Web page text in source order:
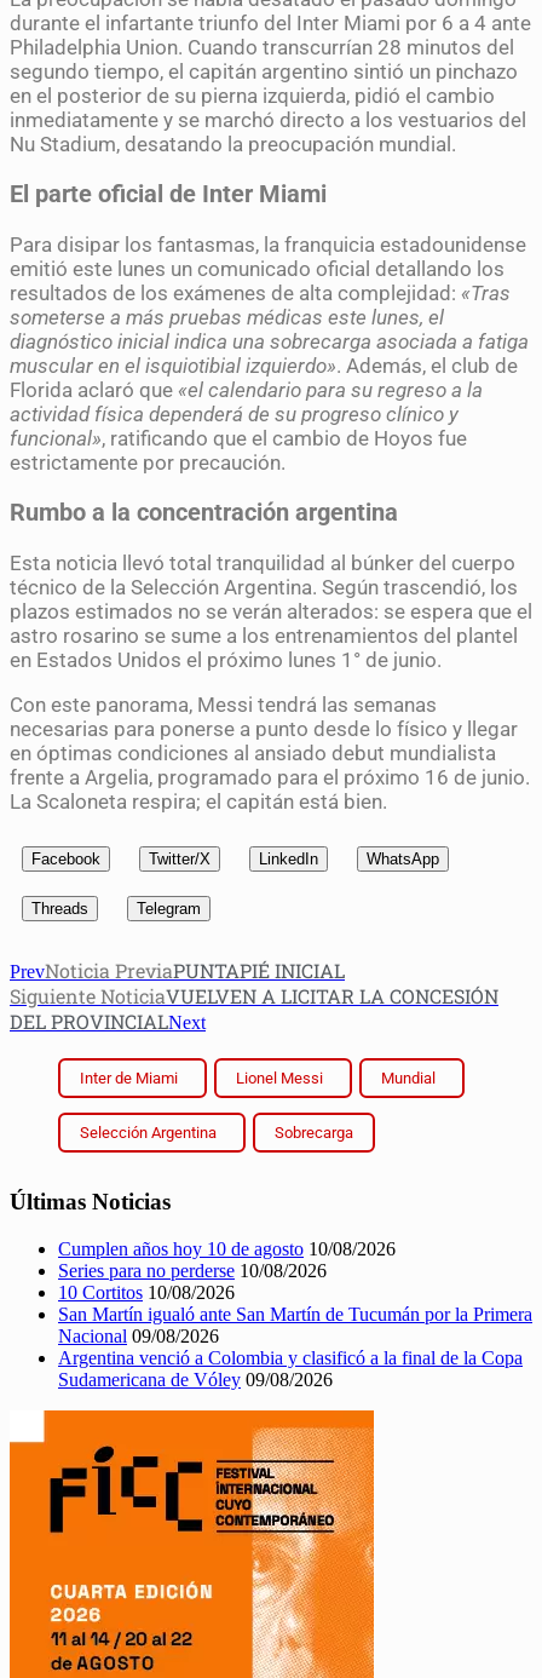
durante el infartante triunfo del Inter Miami por 6 a 4 ante
Philadelphia Union. Cuando transcurrían 28 minutos del
segundo tiempo, el capitán argentino sintió un pinchazo
en el posterior de su pierna izquierda, pidió el cambio
inmediatamente y se marchó directo a los vestuarios del
Nu Stadium, desatando la preocupación mundial.
El parte oficial de Inter Miami
Para disipar los fantasmas, la franquicia estadounidense
emitió este lunes un comunicado oficial detallando los
resultados de los exámenes de alta complejidad: «Tras
someterse a más pruebas médicas este lunes, el
diagnóstico inicial indica una sobrecarga asociada a fatiga
muscular en el isquiotibial izquierdo». Además, el club de
Florida aclaró que «el calendario para su regreso a la
actividad física dependerá de su progreso clínico y
funcional», ratificando que el cambio de Hoyos fue
estrictamente por precaución.
Rumbo a la concentración argentina
Esta noticia llevó total tranquilidad al búnker del cuerpo
técnico de la Selección Argentina. Según trascendió, los
plazos estimados no se verán alterados: se espera que el
astro rosarino se sume a los entrenamientos del plantel
en Estados Unidos el próximo lunes 1° de junio.
Con este panorama, Messi tendrá las semanas
necesarias para ponerse a punto desde lo físico y llegar
en óptimas condiciones al ansiado debut mundialista
frente a Argelia, programado para el próximo 16 de junio.
La Scaloneta respira; el capitán está bien.
Facebook Twitter/X LinkedIn WhatsApp
Threads Telegram
PrevNoticia PreviaPUNTAPIÉ INICIAL
Siguiente NoticiaVUELVEN A LICITAR LA CONCESIÓN
DEL PROVINCIALNext
Inter de Miami Lionel Messi Mundial
Selección Argentina Sobrecarga
Últimas Noticias
Cumplen años hoy 10 de agosto 10/08/2026
Series para no perderse 10/08/2026
10 Cortitos 10/08/2026
San Martín igualó ante San Martín de Tucumán por la Primera
Nacional 09/08/2026
Argentina venció a Colombia y clasificó a la final de la Copa
Sudamericana de Vóley 09/08/2026